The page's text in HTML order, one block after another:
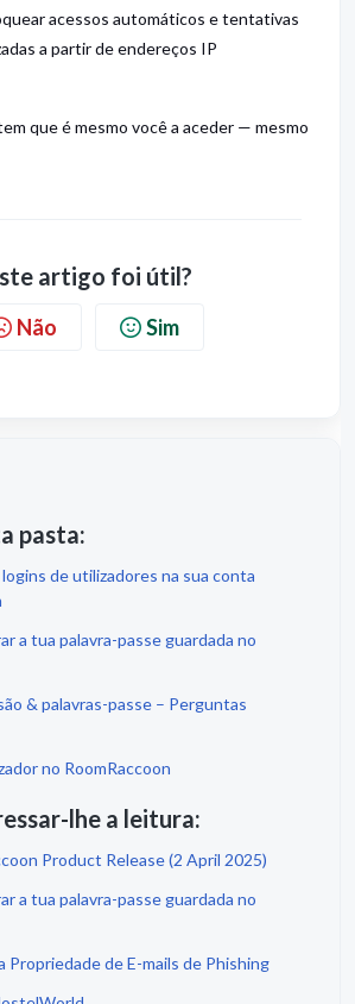
acessos automáticos e tentativas
a partir de endereços IP
que é mesmo você a aceder — mesmo
artigo foi útil?
Não Sim
pasta:
de utilizadores na sua conta
a tua palavra-passe guardada no
& palavras-passe – Perguntas
no RoomRaccoon
lhe a leitura:
Product Release (2 April 2025)
a tua palavra-passe guardada no
Propriedade de E-mails de Phishing